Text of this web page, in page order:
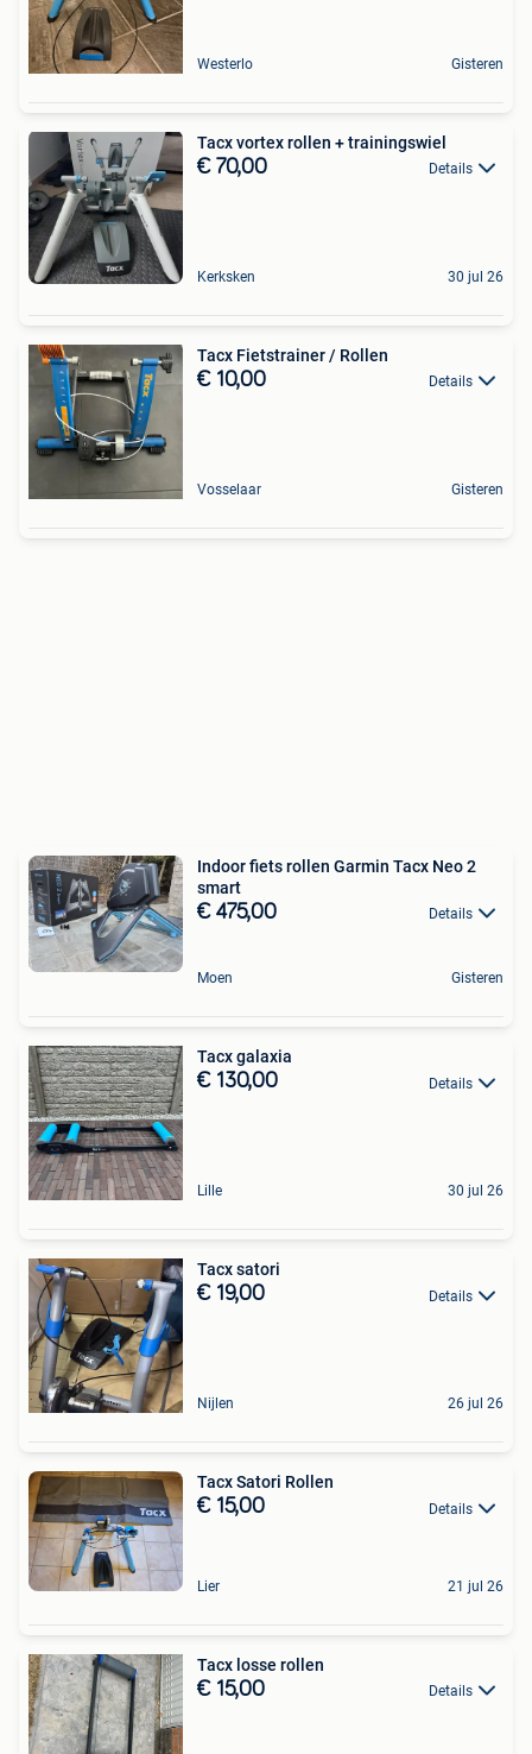
Westerlo Gisteren
Tacx vortex rollen + trainingswiel
€ 70,00 Details
Kerksken 30 jul 26
Tacx Fietstrainer / Rollen
€ 10,00 Details
Vosselaar Gisteren
Indoor fiets rollen Garmin Tacx Neo 2
smart
€ 475,00 Details
Moen Gisteren
Tacx galaxia
€ 130,00 Details
Lille 30 jul 26
Tacx satori
€ 19,00 Details
Nijlen 26 jul 26
Tacx Satori Rollen
€ 15,00 Details
Lier 21 jul 26
Tacx losse rollen
€ 15,00 Details